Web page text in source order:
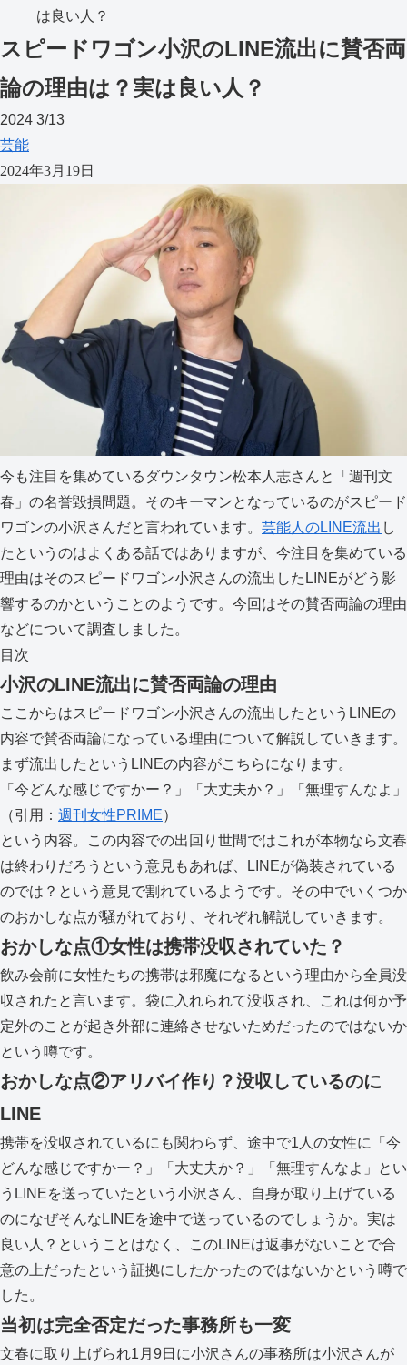
は良い人？
スピードワゴン小沢のLINE流出に賛否両
論の理由は？実は良い人？
2024 3/13
芸能
2024年3月19日
今も注目を集めているダウンタウン松本人志さんと「週刊文
春」の名誉毀損問題。そのキーマンとなっているのがスピード
ワゴンの小沢さんだと言われています。 芸能人のLINE流出 し
たというのはよくある話ではありますが、今注目を集めている
理由はそのスピードワゴン小沢さんの流出したLINEがどう影
響するのかということのようです。今回はその賛否両論の理由
などについて調査しました。
目次
小沢のLINE流出に賛否両論の理由
ここからはスピードワゴン小沢さんの流出したというLINEの
内容で賛否両論になっている理由について解説していきます。
まず流出したというLINEの内容がこちらになります。
「今どんな感じですかー？」「大丈夫か？」「無理すんなよ」
（引用： 週刊女性PRIME）
という内容。この内容での出回り世間ではこれが本物なら文春
は終わりだろうという意見もあれば、LINEが偽装されている
のでは？という意見で割れているようです。その中でいくつか
のおかしな点が騒がれており、それぞれ解説していきます。
おかしな点①女性は携帯没収されていた？
飲み会前に女性たちの携帯は邪魔になるという理由から全員没
収されたと言います。袋に入れられて没収され、これは何か予
定外のことが起き外部に連絡させないためだったのではないか
という噂です。
おかしな点②アリバイ作り？没収しているのに
LINE
携帯を没収されているにも関わらず、途中で1人の女性に「今
どんな感じですかー？」「大丈夫か？」「無理すんなよ」とい
うLINEを送っていたという小沢さん、自身が取り上げている
のになぜそんなLINEを途中で送っているのでしょうか。実は
良い人？ということはなく、このLINEは返事がないことで合
意の上だったという証拠にしたかったのではないかという噂で
した。
当初は完全否定だった事務所も一変
文春に取り上げられ1月9日に小沢さんの事務所は小沢さんが